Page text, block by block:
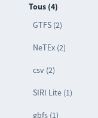
Tous (4)
GTFS (2)
NeTEx (2)
csv (2)
SIRI Lite (1)
gbfs (1)